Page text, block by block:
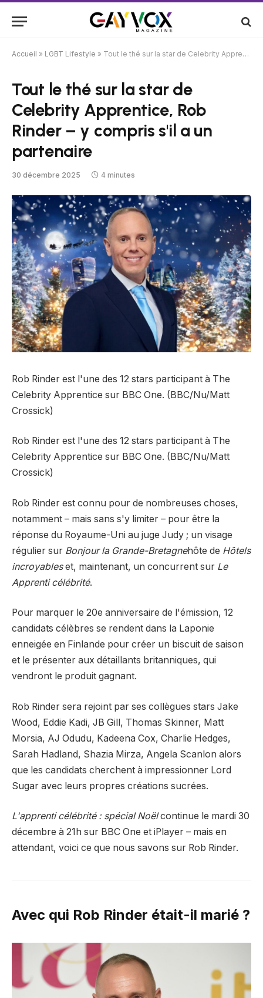
Accueil » LGBT Lifestyle » Tout le thé sur la star de Celebrity Apprentice, Rob Rinder – y compris s'il a un partenaire
Tout le thé sur la star de
Celebrity Apprentice, Rob
Rinder – y compris s'il a un
partenaire
30 décembre 2025 4 minutes
Rob Rinder est l'une des 12 stars participant à The
Celebrity Apprentice sur BBC One. (BBC/Nu/Matt
Crossick)
Rob Rinder est l'une des 12 stars participant à The
Celebrity Apprentice sur BBC One. (BBC/Nu/Matt
Crossick)
Rob Rinder est connu pour de nombreuses choses,
notamment – ​​mais sans s'y limiter – pour être la
réponse du Royaume-Uni au juge Judy ; un visage
régulier sur Bonjour la Grande-Bretagnehôte de Hôtels
incroyableset, maintenant, un concurrent sur Le
Apprenti célébrité.
Pour marquer le 20e anniversaire de l'émission, 12
candidats célèbres se rendent dans la Laponie
enneigée en Finlande pour créer un biscuit de saison
et le présenter aux détaillants britanniques, qui
vendront le produit gagnant.
Rob Rinder sera rejoint par ses collègues stars Jake
Wood, Eddie Kadi, JB Gill, Thomas Skinner, Matt
Morsia, AJ Odudu, Kadeena Cox, Charlie Hedges,
Sarah Hadland, Shazia Mirza, Angela Scanlon alors
que les candidats cherchent à impressionner Lord
Sugar avec leurs propres créations sucrées.
L'apprenti célébrité : spécial Noëlcontinue le mardi 30
décembre à 21h sur BBC One et iPlayer – mais en
attendant, voici ce que nous savons sur Rob Rinder.
Avec qui Rob Rinder était-il marié ?